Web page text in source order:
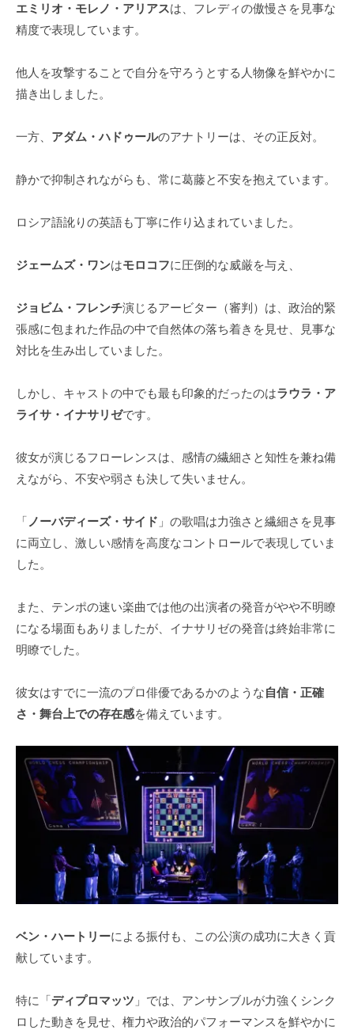
エミリオ・モレノ・アリアスは、フレディの傲慢さを見事な
精度で表現しています。
他人を攻撃することで自分を守ろうとする人物像を鮮やかに
描き出しました。
一方、 アダム・ハドゥールのアナトリーは、その正反対。
静かで抑制されながらも、常に葛藤と不安を抱えています。
ロシア語訛りの英語も丁寧に作り込まれていました。
ジェームズ・ワンはモロコフに圧倒的な威厳を与え、
ジョビム・フレンチ演じるアービター（審判）は、政治的緊
張感に包まれた作品の中で自然体の落ち着きを見せ、見事な
対比を生み出していました。
しかし、キャストの中でも最も印象的だったのはラウラ・ア
ライサ・イナサリゼです。
彼女が演じるフローレンスは、感情の繊細さと知性を兼ね備
えながら、不安や弱さも決して失いません。
「 ノーバディーズ・サイド 」の歌唱は力強さと繊細さを見事
に両立し、激しい感情を高度なコントロールで表現していま
した。
また、テンポの速い楽曲では他の出演者の発音がやや不明瞭
になる場面もありましたが、イナサリゼの発音は終始非常に
明瞭でした。
彼女はすでに一流のプロ俳優であるかのような自信・正確
さ・舞台上での存在感を備えています。
ベン・ハートリーによる振付も、この公演の成功に大きく貢
献しています。
特に「ディプロマッツ 」では、アンサンブルが力強くシンク
ロした動きを見せ、権力や政治的パフォーマンスを鮮やかに